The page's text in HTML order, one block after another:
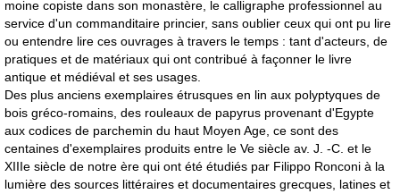
moine copiste dans son monastère, le calligraphe professionnel au
service d'un commanditaire princier, sans oublier ceux qui ont pu lire
ou entendre lire ces ouvrages à travers le temps : tant d'acteurs, de
pratiques et de matériaux qui ont contribué à façonner le livre
antique et médiéval et ses usages.
Des plus anciens exemplaires étrusques en lin aux polyptyques de
bois gréco-romains, des rouleaux de papyrus provenant d'Egypte
aux codices de parchemin du haut Moyen Age, ce sont des
centaines d'exemplaires produits entre le Ve siècle av. J. -C. et le
XIIIe siècle de notre ère qui ont été étudiés par Filippo Ronconi à la
lumière des sources littéraires et documentaires grecques, latines et